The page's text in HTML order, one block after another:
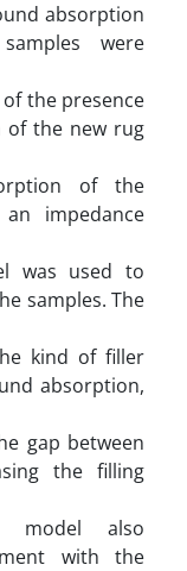
absorption
were
the presence
of the new rug
of the
impedance
was used to
samples. The
kind of filler
absorption,
gap between
the filling
model also
with the